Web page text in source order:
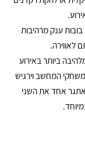
ענק מרהיבות
לאווירה.
ביותר באירוע
המחשב וירגיש
אחד את השני